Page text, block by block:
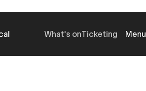
What's onTicketing Menu